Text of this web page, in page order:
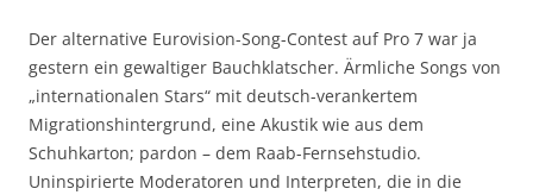
Der alternative Eurovision-Song-Contest auf Pro 7 war ja
gestern ein gewaltiger Bauchklatscher. Ärmliche Songs von
„internationalen Stars“ mit deutsch-verankertem
Migrationshintergrund, eine Akustik wie aus dem
Schuhkarton; pardon – dem Raab-Fernsehstudio.
Uninspirierte Moderatoren und Interpreten, die in die